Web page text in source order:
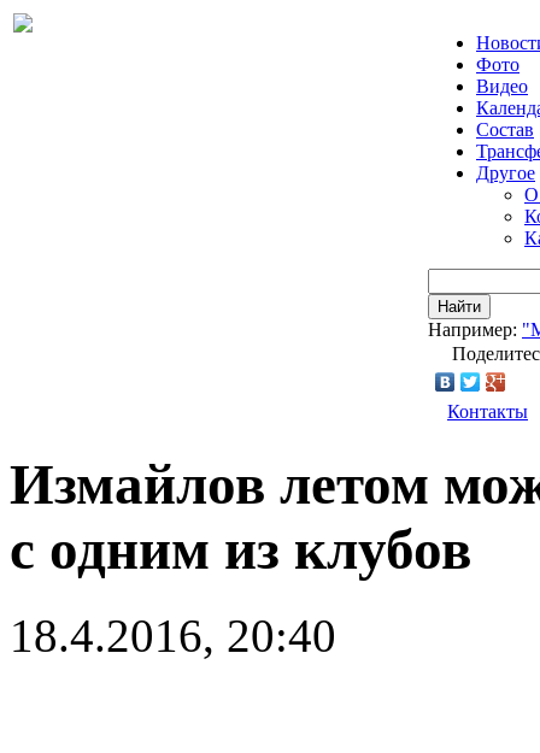
Фото
Видео
Состав
Другое
О
Найти
Например:
Контакты
Измайлов летом
с одним из клубов
18.4.2016, 20:40